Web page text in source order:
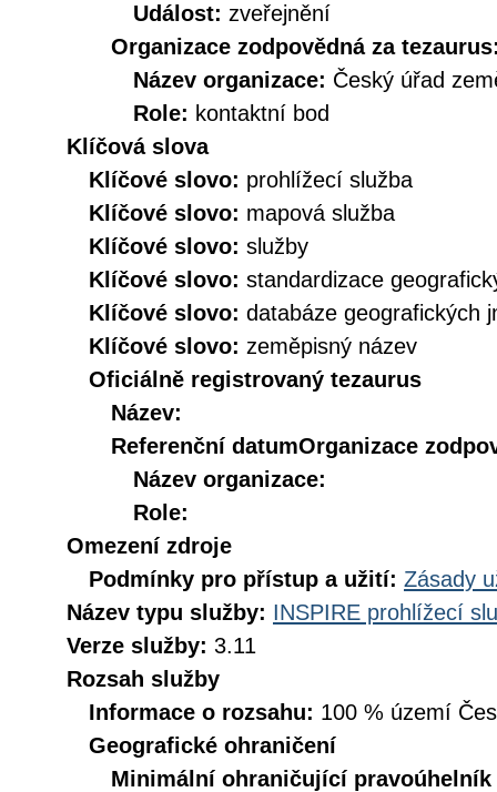
Událost: zveřejnění
Organizace zodpovědná za
Název organizace: Český úřad
Role: kontaktní bod
Klíčová slova
Klíčové slovo: prohlížecí služba
Klíčové slovo: mapová služba
Klíčové slovo: služby
Klíčové slovo: standardizace
Klíčové slovo: databáze geografických
Klíčové slovo: zeměpisný název
Oficiálně registrovaný tezaurus
Název:
Referenční datumOrganizace
Název organizace:
Role:
Omezení zdroje
Podmínky pro přístup a užití: Zásady
Název typu služby: INSPIRE prohlížecí
Verze služby: 3.11
Rozsah služby
Informace o rozsahu: 100 % území
Geografické ohraničení
Minimální ohraničující pravoúhelník